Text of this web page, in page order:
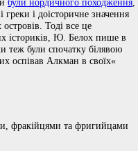
і доісторичне значення
Тоді все це
істориків, Ю. Белох пише в
теж були спочатку білявою
оспівав Алкман в своїх«
фракійцями та фригийцами